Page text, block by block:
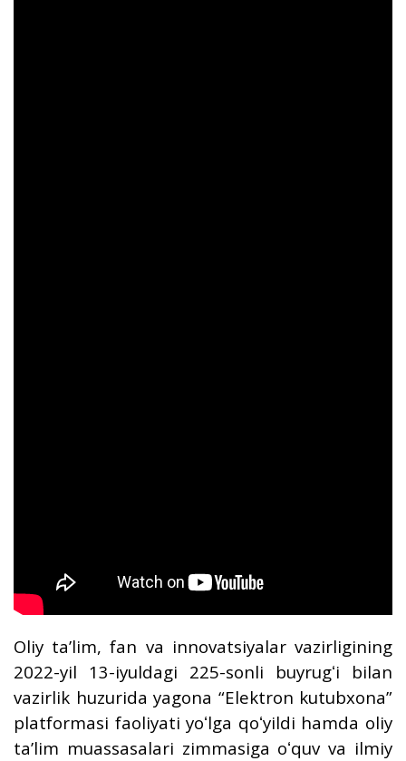
Oliy taʼlim, fan va innovatsiyalar vazirligining
2022-yil 13-iyuldagi 225-sonli buyrugʻi bilan
vazirlik huzurida yagona “Elektron kutubxona”
platformasi faoliyati yoʻlga qoʻyildi hamda oliy
taʼlim muassasalari zimmasiga oʻquv va ilmiy